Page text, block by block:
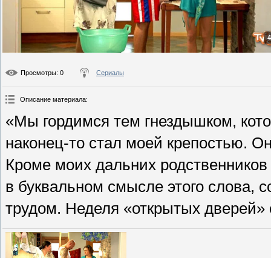
Просмотры: 0 Сериалы
Описание материала:
«Мы гордимся тем гнездышком,
наконец-то стал моей крепостью.
Кроме моих дальних
в буквальном смысле этого слова,
трудом. Неделя «открытых дверей»